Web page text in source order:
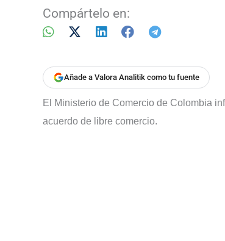
Compártelo en:
Añade a Valora Analitik como tu fuente
El Ministerio de Comercio de Colombia
acuerdo de libre comercio.